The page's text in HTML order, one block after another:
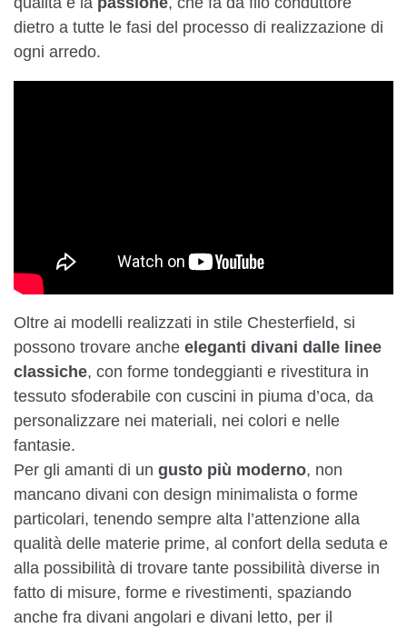
dietro a tutte le fasi del processo di realizzazione di
ogni arredo.
Oltre ai modelli realizzati in stile Chesterfield, si
possono trovare anche eleganti divani dalle linee
classiche, con forme tondeggianti e rivestitura in
tessuto sfoderabile con cuscini in piuma d’oca, da
personalizzare nei materiali, nei colori e nelle
fantasie.
Per gli amanti di un gusto più moderno, non
mancano divani con design minimalista o forme
particolari, tenendo sempre alta l’attenzione alla
qualità delle materie prime, al confort della seduta e
alla possibilità di trovare tante possibilità diverse in
fatto di misure, forme e rivestimenti, spaziando
anche fra divani angolari e divani letto, per il